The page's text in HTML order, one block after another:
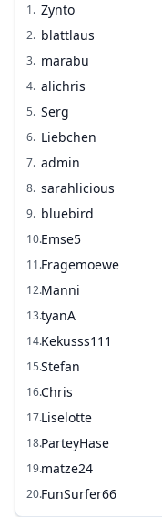
1. Zynto
2. blattlaus
3. marabu
4. alichris
5. Serg
6. Liebchen
7. admin
8. sarahlicious
9. bluebird
10.Emse5
11.Fragemoewe
12.Manni
13.tyanA
14.Kekusss111
15.Stefan
16.Chris
17.Liselotte
18.ParteyHase
19.matze24
20.FunSurfer66